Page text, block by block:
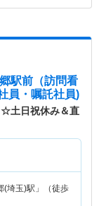
駅前（訪問看
員・嘱託社員)
☆土日祝休み＆直
(埼玉)駅」（徒歩